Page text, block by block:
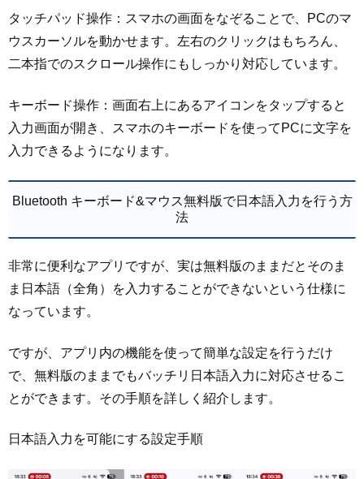
タッチパッド操作：スマホの画面をなぞることで、PCのマ
ウスカーソルを動かせます。左右のクリックはもちろん、
二本指でのスクロール操作にもしっかり対応しています。
キーボード操作：画面右上にあるアイコンをタップすると
入力画面が開き、スマホのキーボードを使ってPCに文字を
入力できるようになります。
Bluetooth キーボード&マウス無料版で日本語入力を行う方
法
非常に便利なアプリですが、実は無料版のままだとそのま
ま日本語（全角）を入力することができないという仕様に
なっています。
ですが、アプリ内の機能を使って簡単な設定を行うだけ
で、無料版のままでもバッチリ日本語入力に対応させるこ
とができます。その手順を詳しく紹介します。
日本語入力を可能にする設定手順